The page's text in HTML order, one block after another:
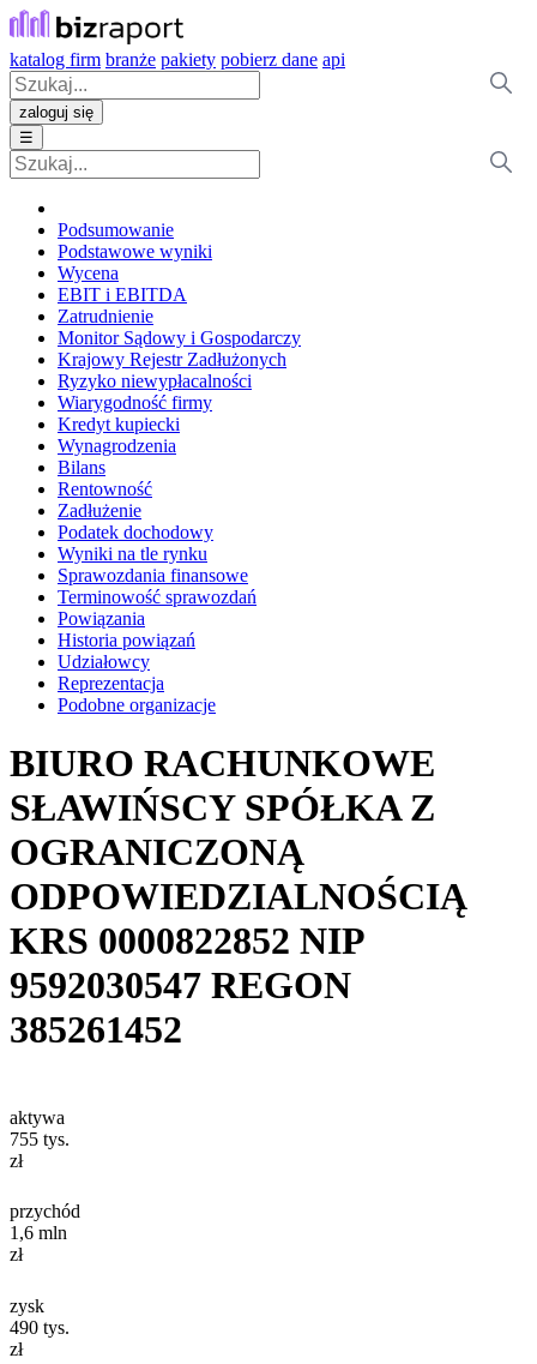
katalog firm branże pakiety pobierz dane api
zaloguj się
☰
Podsumowanie
Podstawowe wyniki
Wycena
EBIT i EBITDA
Zatrudnienie
Monitor Sądowy i Gospodarczy
Krajowy Rejestr Zadłużonych
Ryzyko niewypłacalności
Wiarygodność firmy
Kredyt kupiecki
Wynagrodzenia
Bilans
Rentowność
Zadłużenie
Podatek dochodowy
Wyniki na tle rynku
Sprawozdania finansowe
Terminowość sprawozdań
Powiązania
Historia powiązań
Udziałowcy
Reprezentacja
Podobne organizacje
BIURO RACHUNKOWE
SŁAWIŃSCY SPÓŁKA Z
OGRANICZONĄ
ODPOWIEDZIALNOŚCIĄ
KRS 0000822852 NIP
9592030547 REGON
385261452
aktywa
755 tys.
zł
przychód
1,6 mln
zł
zysk
490 tys.
zł